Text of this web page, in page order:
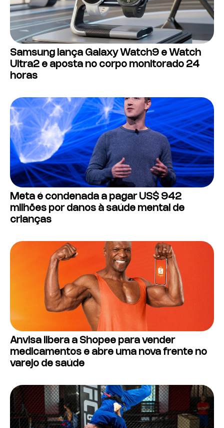
Samsung lança Galaxy Watch9 e Watch
Ultra2 e aposta no corpo monitorado 24
horas
Meta é condenada a pagar US$ 942
milhões por danos à saúde mental de
crianças
Anvisa libera a Shopee para vender
medicamentos e abre uma nova frente no
varejo de saúde